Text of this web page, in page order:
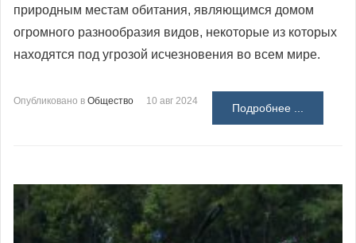
природным местам обитания, являющимся домом
огромного разнообразия видов, некоторые из которых
находятся под угрозой исчезновения во всем мире.
Опубликовано в Общество 10 авг 2024
Подробнее ...